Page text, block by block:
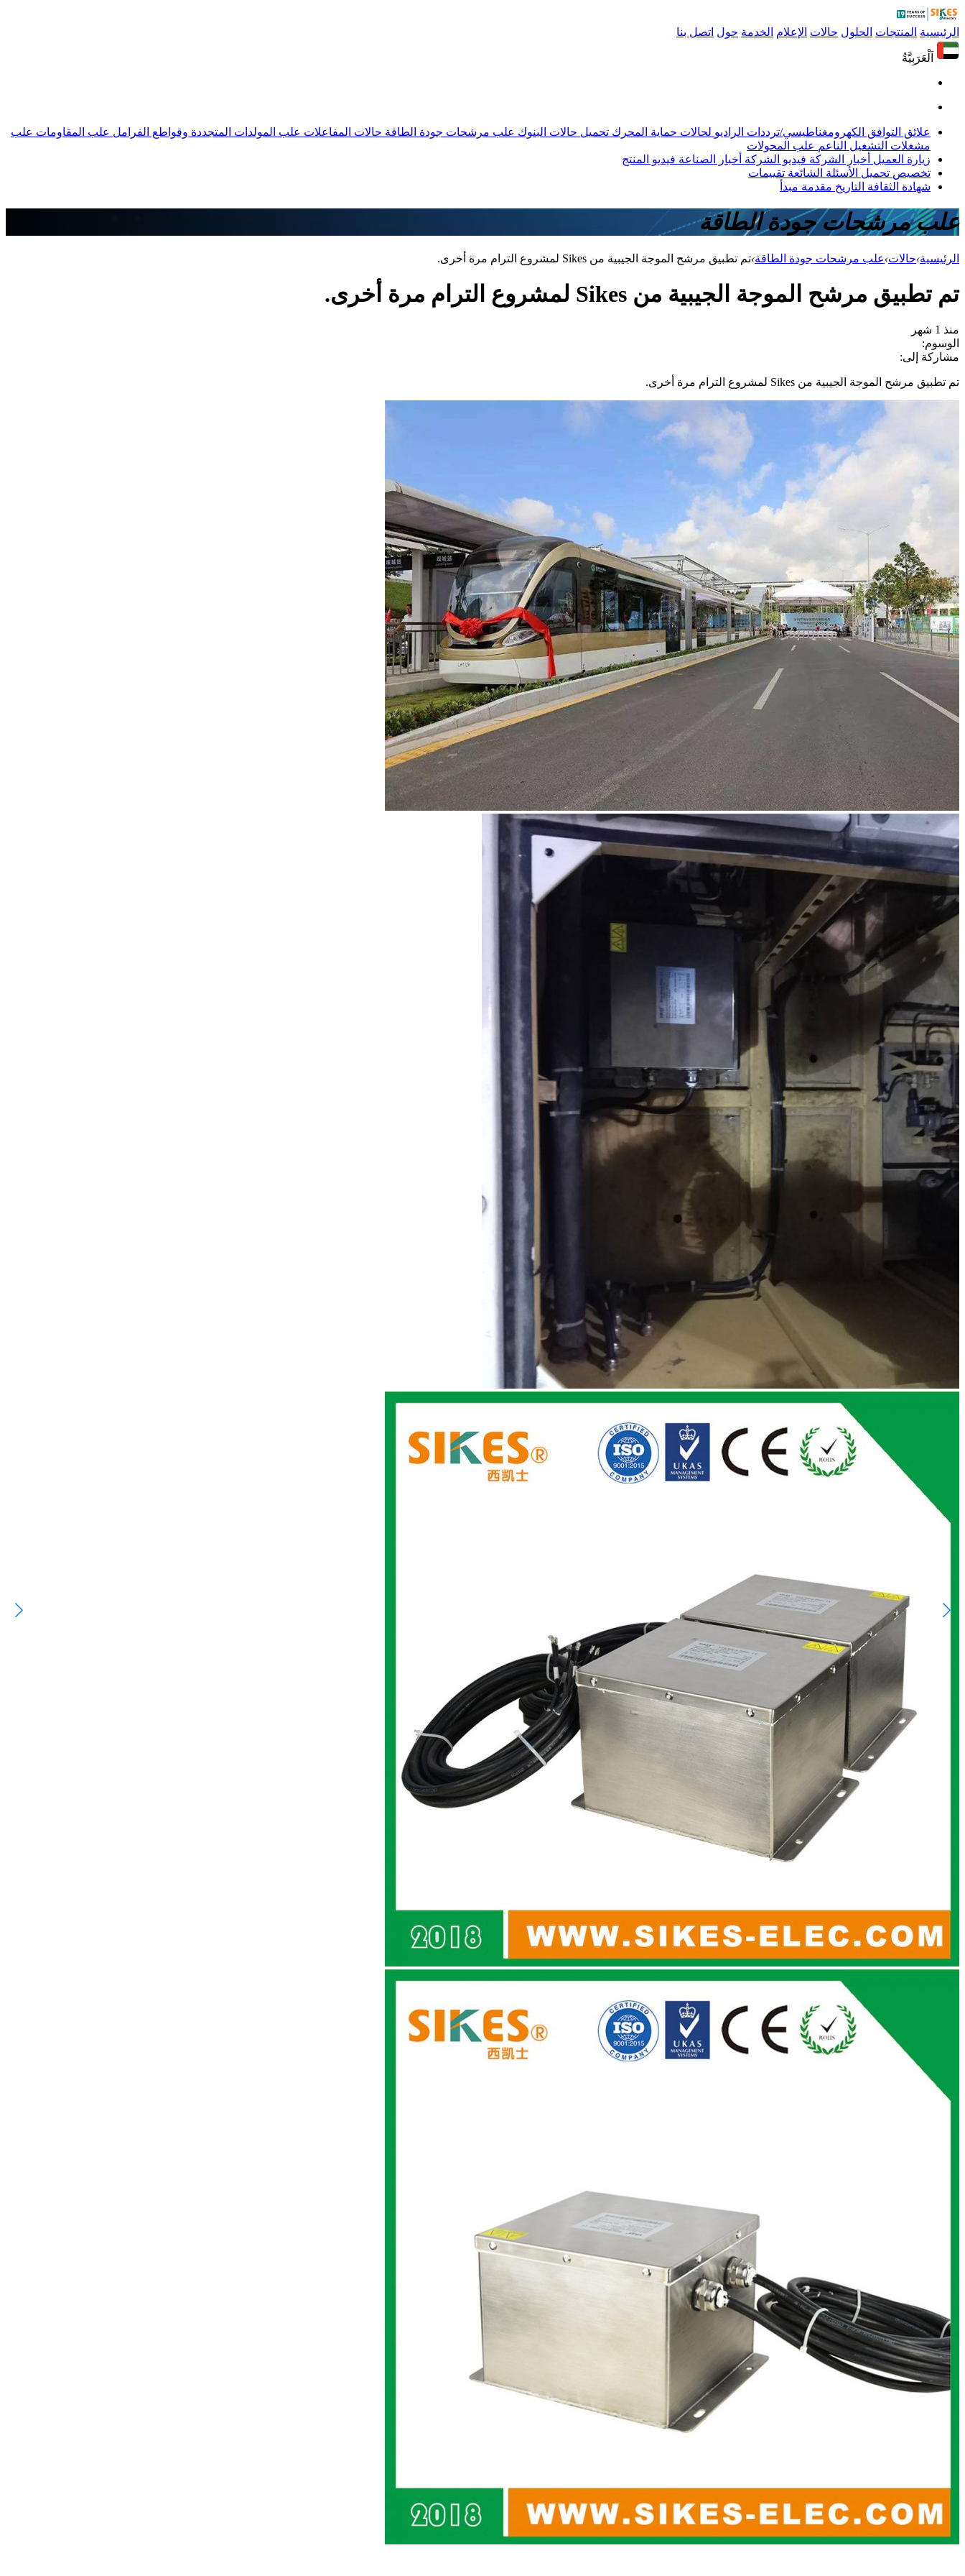
الرئيسية المنتجات الحلول حالات الإعلام الخدمة حول اتصل بنا
اَلْعَرَبِيَّةُ
علائق التوافق الكهرومغناطيسي/ترددات الراديو لحالات حماية المحرك تحميل حالات البنوك علب مرشحات جودة الطاقة حالات المفاعلات علب المولدات المتجددة وقواطع الفرامل علب المقاومات علب
مشغلات التشغيل الناعم علب المحولات
زيارة العميل أخبار الشركة فيديو الشركة أخبار الصناعة فيديو المنتج
تخصيص تحميل الأسئلة الشائعة تقييمات
شهادة الثقافة التاريخ مقدمة مبدأ
علب مرشحات جودة الطاقة
الرئيسية›حالات›علب مرشحات جودة الطاقة›تم تطبيق مرشح الموجة الجيبية من Sikes لمشروع الترام مرة أخرى.
تم تطبيق مرشح الموجة الجيبية من Sikes لمشروع الترام مرة أخرى.
منذ 1 شهر
الوسوم:
مشاركة إلى:
تم تطبيق مرشح الموجة الجيبية من Sikes لمشروع الترام مرة أخرى.